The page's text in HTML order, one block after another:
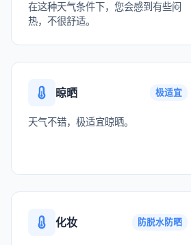
在这种天气条件下，您会感到有些闷
热，不很舒适。
晾晒 极适宜
天气不错，极适宜晾晒。
化妆 防脱水防晒